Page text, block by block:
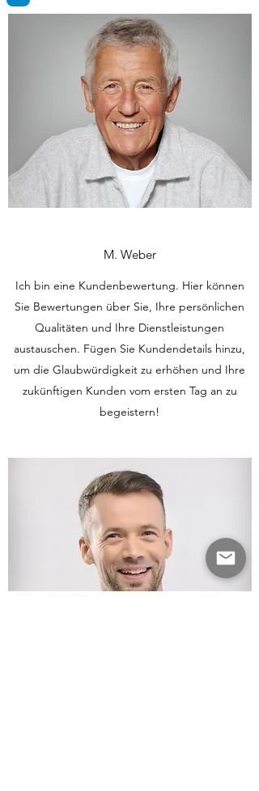
M. Weber
Ich bin eine Kundenbewertung. Hier können
Sie Bewertungen über Sie, Ihre persönlichen
Qualitäten und Ihre Dienstleistungen
austauschen. Fügen Sie Kundendetails hinzu,
um die Glaubwürdigkeit zu erhöhen und Ihre
zukünftigen Kunden vom ersten Tag an zu
begeistern!